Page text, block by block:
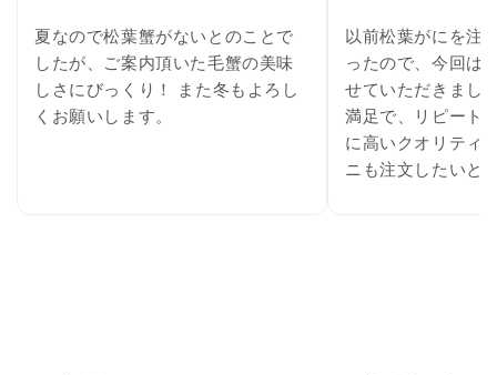
夏なので松葉蟹がないとのことで
したが、ご案内頂いた毛蟹の美味
しさにびっくり！ また冬もよろし
くお願いします。
以前松葉がにを注
ったので、今回は
せていただきまし
満足で、リピート
に高いクオリティ
ニも注文したいと